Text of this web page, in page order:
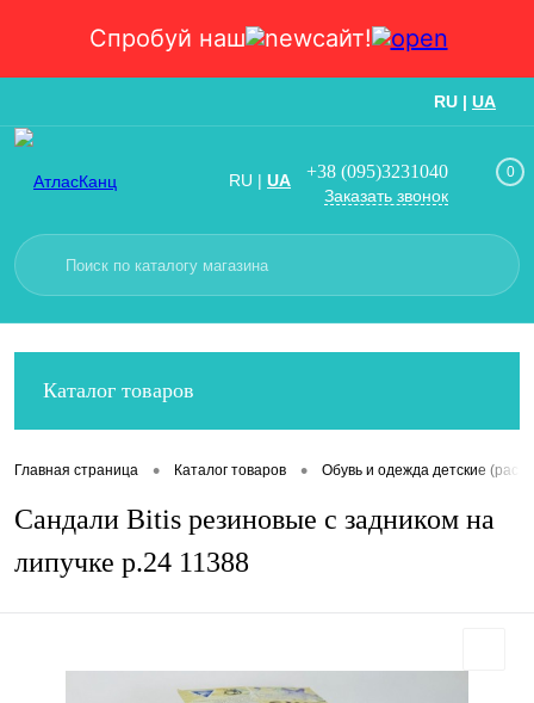
Спробуй наш сайт!
RU | UA
RU | UA +38 (095)3231040
Заказать звонок
0
Каталог товаров
Главная страница • Каталог товаров • Обувь и одежда детские
Сандали Bitis резиновые с задником на
липучке р.24 11388